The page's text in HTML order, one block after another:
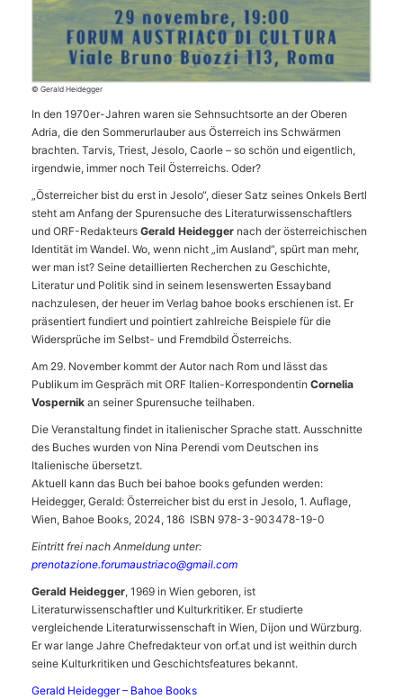
© Gerald Heidegger
In den 1970er-Jahren waren sie Sehnsuchtsorte an der Oberen
Adria, die den Sommerurlauber aus Österreich ins Schwärmen
brachten. Tarvis, Triest, Jesolo, Caorle – so schön und eigentlich,
irgendwie, immer noch Teil Österreichs. Oder?
„Österreicher bist du erst in Jesolo“, dieser Satz seines Onkels Bertl
steht am Anfang der Spurensuche des Literaturwissenschaftlers
und ORF-Redakteurs Gerald Heidegger nach der österreichischen
Identität im Wandel. Wo, wenn nicht „im Ausland“, spürt man mehr,
wer man ist? Seine detaillierten Recherchen zu Geschichte,
Literatur und Politik sind in seinem lesenswerten Essayband
nachzulesen, der heuer im Verlag bahoe books erschienen ist. Er
präsentiert fundiert und pointiert zahlreiche Beispiele für die
Widersprüche im Selbst- und Fremdbild Österreichs.
Am 29. November kommt der Autor nach Rom und lässt das
Publikum im Gespräch mit ORF Italien-Korrespondentin Cornelia
Vospernik an seiner Spurensuche teilhaben.
Die Veranstaltung findet in italienischer Sprache statt. Ausschnitte
des Buches wurden von Nina Perendi vom Deutschen ins
Italienische übersetzt.
Aktuell kann das Buch bei bahoe books gefunden werden:
Heidegger, Gerald: Österreicher bist du erst in Jesolo, 1. Auflage,
Wien, Bahoe Books, 2024, 186 ISBN 978-3-903478-19-0
Eintritt frei nach Anmeldung unter:
prenotazione.forumaustriaco@gmail.com
Gerald Heidegger, 1969 in Wien geboren, ist
Literaturwissenschaftler und Kulturkritiker. Er studierte
vergleichende Literaturwissenschaft in Wien, Dijon und Würzburg.
Er war lange Jahre Chefredakteur von orf.at und ist weithin durch
seine Kulturkritiken und Geschichtsfeatures bekannt.
Gerald Heidegger – Bahoe Books